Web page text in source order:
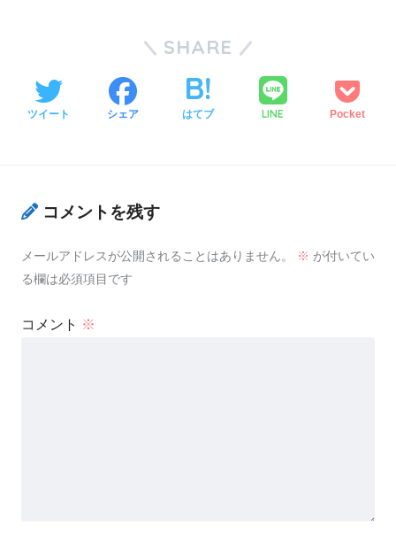
SHARE
ツイート シェア はてブ LINE Pocket
コメントを残す
メールアドレスが公開されることはありません。 ※ が付いてい
る欄は必須項目です
コメント ※